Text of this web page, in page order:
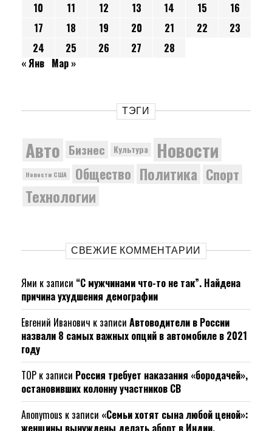
10
11 12 13 14 15
16
17
18 19 20 21 22
23
24
25 26 27
28
« Янв Мар »
ТЭГИ
Авто Бизнес Культура Новости
Новости США Общество Политика Спорт
Технологии
СВЕЖИЕ КОММЕНТАРИИ
Ями к записи “С мужчинами что-то не так”. Найдена
причина ухудшения демографии
Евгений Иванович к записи Автоводители в России
назвали 8 самых важных опций в автомобиле в 2021
году
ТОР к записи Россия требует наказания «бородачей»,
остановивших колонну участников СВ
Anonymous к записи «Семьи хотят сына любой ценой»:
женщины вынуждены делать аборт в Индии.